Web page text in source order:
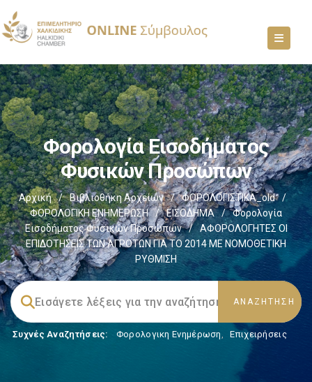
Φορολογία Εισοδήματος
Φυσικών Προσώπων
Αρχική / Βιβλιοθήκη Αρχείων / ΦΟΡΟΛΟΓΙΣΤΙΚΑ_old
/
ΦΟΡΟΛΟΓΙΚΗ ΕΝΗΜΕΡΩΣΗ
/ ΕΙΣΟΔΗΜΑ /
Φορολογία
Εισοδήματος Φυσικών Προσώπων
/
ΑΦΟΡΟΛΟΓΗΤΕΣ ΟΙ
ΕΠΙΔΟΤΗΣΕΙΣ ΤΩΝ ΑΓΡΟΤΩΝ ΓΙΑ ΤΟ 2014 ΜΕ ΝΟΜΟΘΕΤΙΚΗ
ΡΥΘΜΙΣΗ
Συχνές Αναζητήσεις: Φορολογικη Ενημέρωση, Επιχειρήσεις